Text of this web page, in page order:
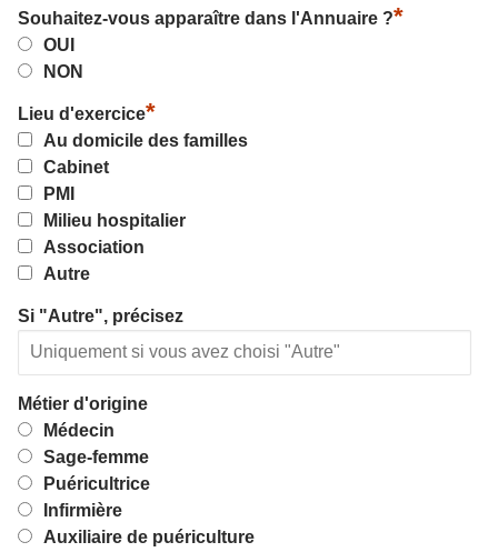
Souhaitez-vous apparaître dans l'Annuaire ?*
OUI
NON
Lieu d'exercice*
Au domicile des familles
Cabinet
PMI
Milieu hospitalier
Association
Autre
Si "Autre", précisez
Métier d'origine
Médecin
Sage-femme
Puéricultrice
Infirmière
Auxiliaire de puériculture